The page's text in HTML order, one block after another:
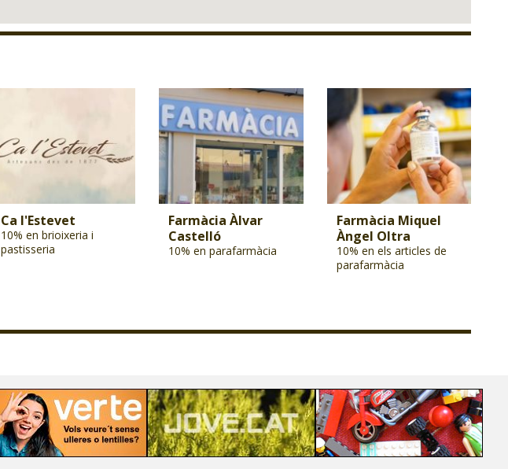
Ca l'Estevet
10% en brioixeria i
pastisseria
Farmàcia Àlvar
Castelló
10% en parafarmàcia
Farmàcia Miquel
Àngel Oltra
10% en els articles de
parafarmàcia